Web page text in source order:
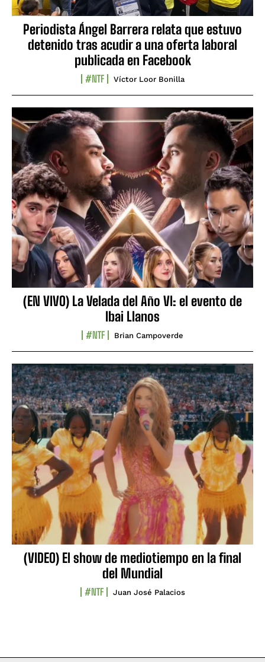
Periodista Ángel Barrera relata que estuvo
detenido tras acudir a una oferta laboral
publicada en Facebook
#NTF Víctor Loor Bonilla
(EN VIVO) La Velada del Año VI: el evento de
Ibai Llanos
#NTF Brian Campoverde
(VIDEO) El show de mediotiempo en la final
del Mundial
#NTF Juan José Palacios